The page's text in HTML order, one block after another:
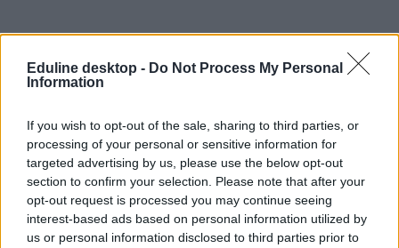
Eduline desktop - Do Not Process My Personal
Information
If you wish to opt-out of the sale, sharing to third parties, or
processing of your personal or sensitive information for
targeted advertising by us, please use the below opt-out
section to confirm your selection. Please note that after your
opt-out request is processed you may continue seeing
interest-based ads based on personal information utilized by
us or personal information disclosed to third parties prior to
pte
pécsi tudományegyetem
új rektor
rektorválasztás